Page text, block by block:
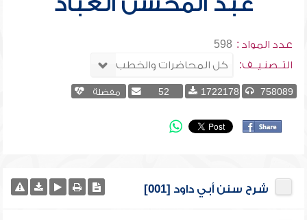
عدد المواد : 598
التــصنـيــف:
758089
1722178
52 مفضلة
شرح سنن أبي داود [001]